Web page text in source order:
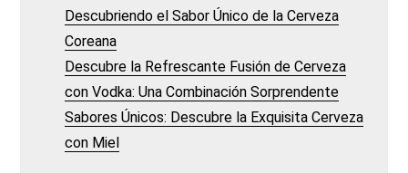
Descubriendo el Sabor Único de la Cerveza
Coreana
Descubre la Refrescante Fusión de Cerveza
con Vodka: Una Combinación Sorprendente
Sabores Únicos: Descubre la Exquisita Cerveza
con Miel